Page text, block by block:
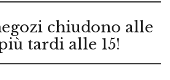
chiudono alle
tardi alle 15!